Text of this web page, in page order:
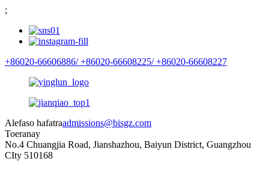
;
+86020-66606886/ +86020-66608225/ +86020-66608227
Alefaso hafatraadmissions@bisgz.com
Toeranay
No.4 Chuangjia Road, Jianshazhou, Baiyun District, Guangzhou
CIty 510168